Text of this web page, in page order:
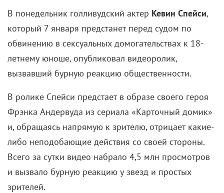
В понедельник голливудский актер Кевин Спейси,
который 7 января предстанет перед судом по
обвинению в сексуальных домогательствах к 18-
летнему юноше, опубликовал видеоролик,
вызвавший бурную реакцию общественности.
В ролике Спейси предстает в образе своего героя
Фрэнка Андервуда из сериала «Карточный домик»
и, обращаясь напрямую к зрителю, отрицает какие-
либо неподобающие действия со своей стороны.
Всего за сутки видео набрало 4,5 млн просмотров
и вызвало бурную реакцию у звезд и простых
зрителей.